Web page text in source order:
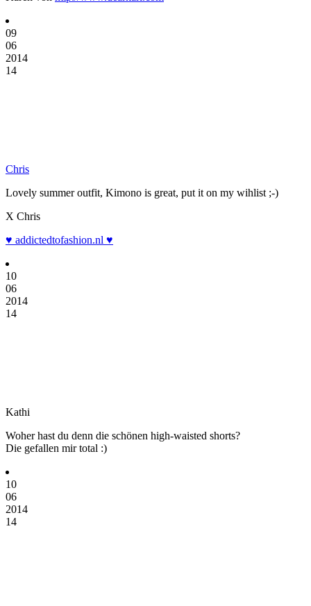
09
06
2014
14
Chris
Lovely summer outfit, Kimono is great, put it on my wihlist ;-)
X Chris
♥ addictedtofashion.nl ♥
10
06
2014
14
Kathi
Woher hast du denn die schönen high-waisted shorts?
Die gefallen mir total :)
10
06
2014
14